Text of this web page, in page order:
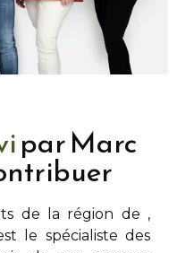
par Marc
de la région de ,
le spécialiste des